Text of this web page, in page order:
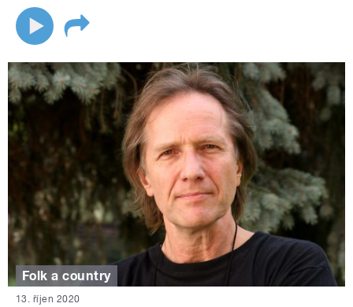
Folk a country
13. říjen 2020